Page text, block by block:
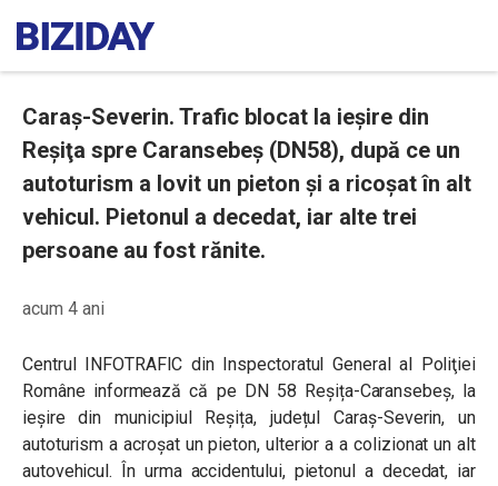
Caraş-Severin. Trafic blocat la ieşire din
Reşiţa spre Caransebeş (DN58), după ce un
autoturism a lovit un pieton şi a ricoșat în alt
vehicul. Pietonul a decedat, iar alte trei
persoane au fost rănite.
acum 4 ani
Centrul INFOTRAFIC din Inspectoratul General al Poliţiei
Române informează că pe DN 58 Reșița-Caransebeș, la
ieșire din municipiul Reșița, județul Caraș-Severin, un
autoturism a acroșat un pieton, ulterior a a colizionat un alt
autovehicul. În urma accidentului, pietonul a decedat, iar